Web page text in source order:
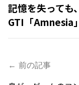
記憶を失っても
GTI「Amnesia」
← 前の記事